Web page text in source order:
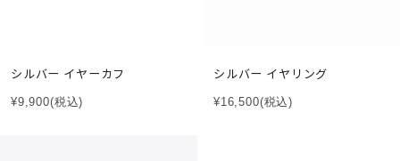
シルバー イヤーカフ
¥9,900(税込)
シルバー イヤリング
¥16,500(税込)